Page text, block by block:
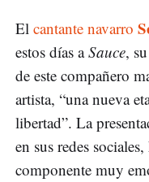
El cantante navarro
estos días aSauce,
de este compañero
artista, “una nueva
libertad”. La
en sus redes
componente muy